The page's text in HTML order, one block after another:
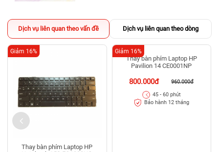
Dịch vụ liên quan theo vấn đề Dịch vụ liên quan theo dòng
Thay bàn phím Laptop HP
Giảm 16% Giảm 16%